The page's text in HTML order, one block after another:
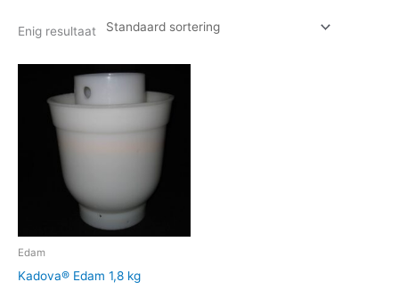
Enig resultaat
Edam
Kadova® Edam 1,8 kg